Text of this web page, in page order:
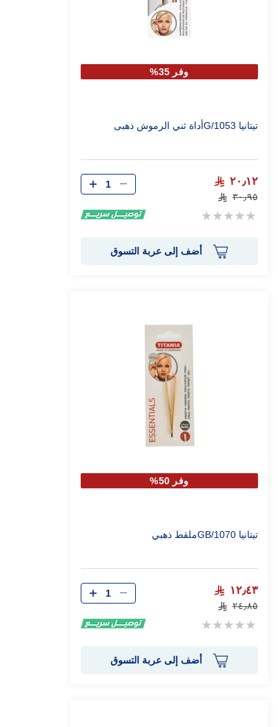
وفر 35%
تيتانيا 1053/Gأداة ثني الرموش ذهبى
٢٠٫١٢
٣٠٫٩٥
Rating:
الكمية
أضف إلى عربة التسوق
وفر 50%
تيتانيا 1070/GBملقط ذهبي
١٢٫٤٣
٢٤٫٨٥
Rating:
الكمية
أضف إلى عربة التسوق